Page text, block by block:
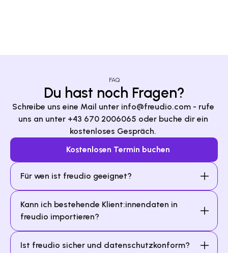
FAQ
Du hast noch Fragen?
Schreibe uns eine Mail unter info@freudio.com - rufe
uns an unter +43 670 2006065 oder buche dir ein
kostenloses Gespräch.
Kostenlosen Termin buchen
Kann ich bestehende Klient:innendaten in
freudio importieren?
Ist freudio sicher und datenschutzkonform?